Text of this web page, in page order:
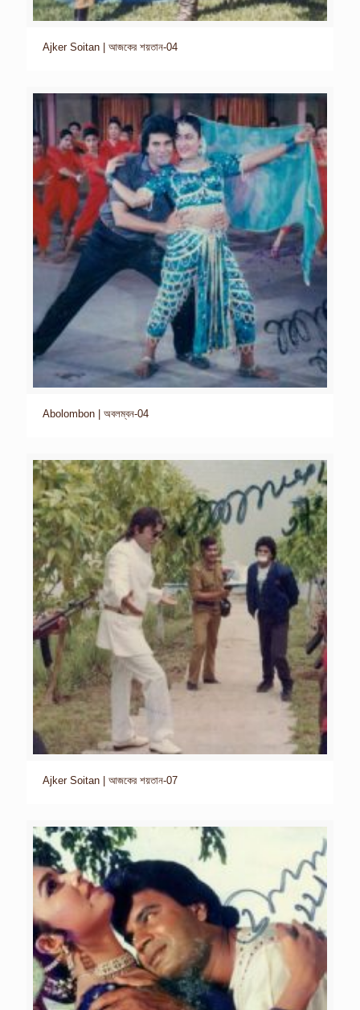
Ajker Soitan | আজকের শয়তান-04
Abolombon | অবলম্বন-04
Ajker Soitan | আজকের শয়তান-07